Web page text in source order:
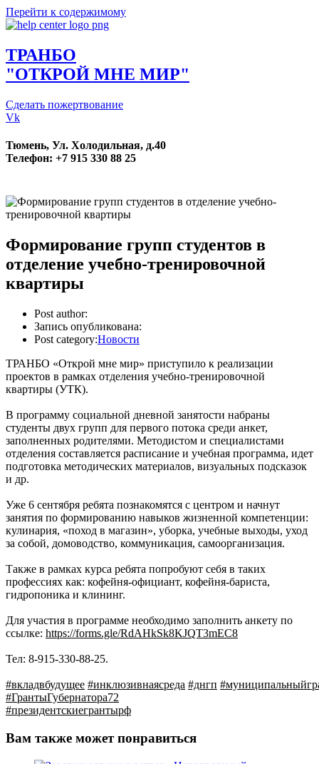
Перейти к содержимому
ТРАНБО
"ОТКРОЙ МНЕ МИР"
Сделать пожертвование
Vk
Тюмень, Ул. Холодильная, д.40
Телефон: +7 915 330 88 25
Формирование групп студентов в
отделение учебно-тренировочной
квартиры
Post author:
Запись опубликована:
Post category:Новости
ТРАНБО «Открой мне мир» приступило к реализации
проектов в рамках отделения учебно-тренировочной
квартиры (УТК).
В программу социальной дневной занятости набраны
студенты двух групп для первого потока среди анкет,
заполненных родителями. Методистом и специалистами
отделения составляется расписание и учебная программа, идет
подготовка методических материалов, визуальных подсказок
и др.
Уже 6 сентября ребята познакомятся с центром и начнут
занятия по формированию навыков жизненной компетенции:
кулинария, «поход в магазин», уборка, учебные выходы, уход
за собой, домоводство, коммуникация, самоорганизация.
Также в рамках курса ребята попробуют себя в таких
профессиях как: кофейня-официант, кофейня-бариста,
гидропоника и клининг.
Для участия в программе необходимо заполнить анкету по
ссылке: https://forms.gle/RdAHkSk8KJQT3mEC8
Тел: 8-915-330-88-25.
#вкладвбудущее #инклюзивнаясреда #днгп
#ГрантыГубернатора72
#президентскиегрантырф
Вам также может понравиться